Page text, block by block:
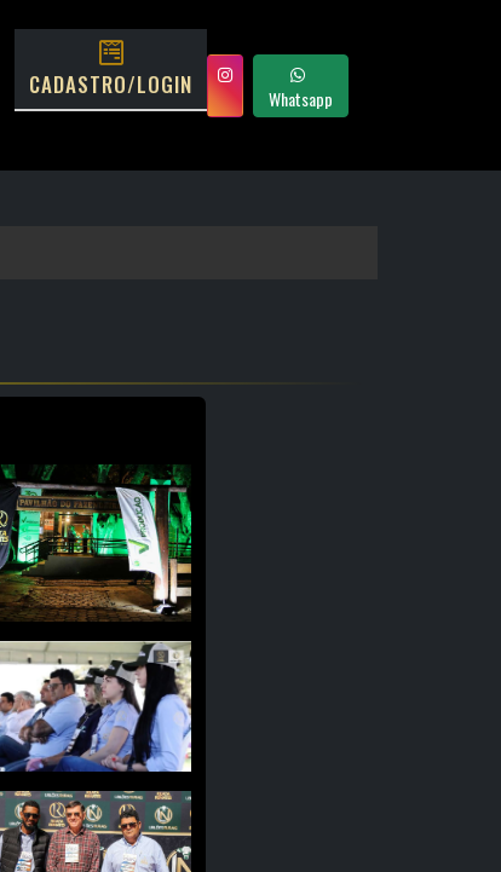
CADASTRO/LOGIN Whatsapp